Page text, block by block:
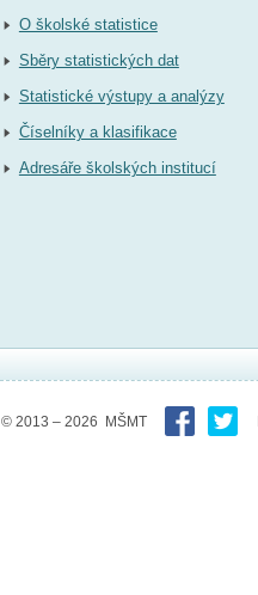
O školské statistice
Sběry statistických dat
Statistické výstupy a analýzy
Číselníky a klasifikace
Adresáře školských institucí
© 2013 – 2026 MŠMT